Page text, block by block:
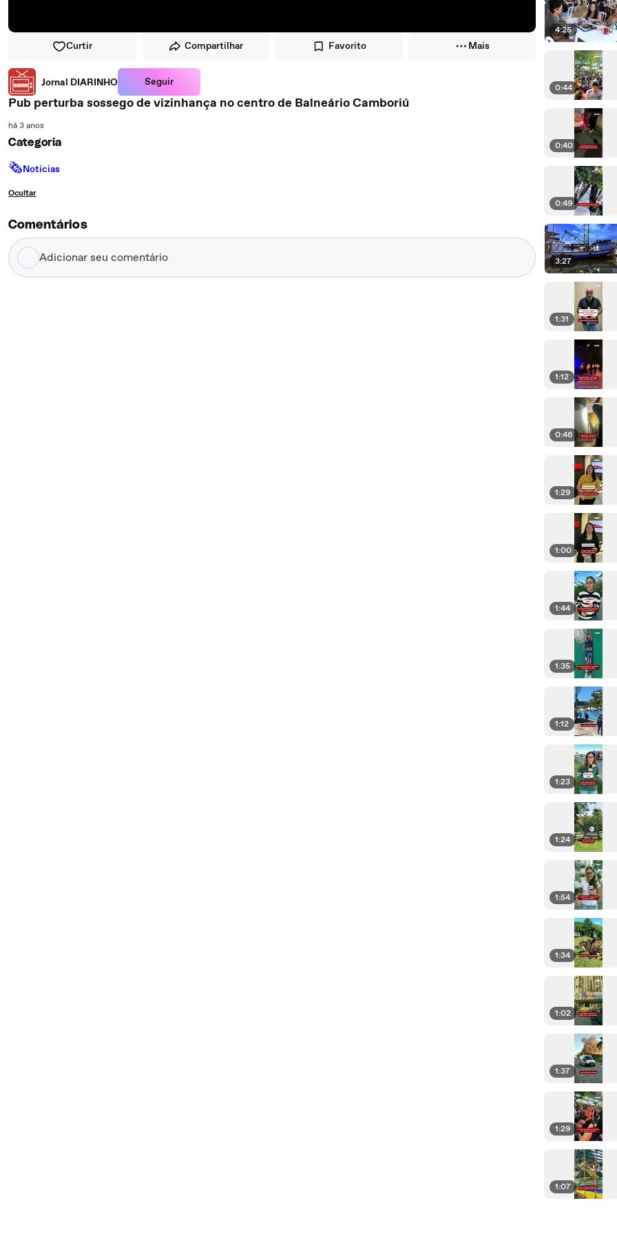
Curtir Compartilhar Favorito Mais
Jornal DIARINHO Seguir
Pub perturba sossego de vizinhança no centro de Balneário Camboriú
há 3 anos
Categoria
🗞Notícias
Ocultar
Comentários
Adicionar
seu
4:25
0:44
0:40
0:49
3:27
1:31
1:12
0:46
1:29
1:00
1:44
1:35
1:12
1:23
1:24
1:54
1:34
1:02
1:37
1:29
1:07